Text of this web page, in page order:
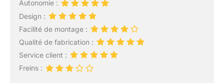
Autonomie :
Design :
Facilité de montage :
Qualité de fabrication :
Service client :
Freins :